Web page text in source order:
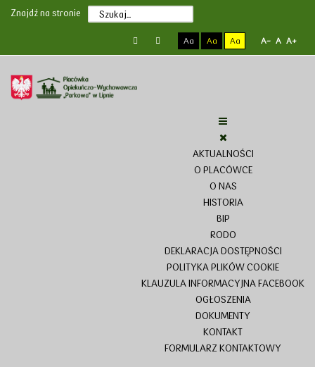
Znajdź na stronie
Aa Aa Aa A- A A+
AKTUALNOŚCI
O PLACÓWCE
O NAS
HISTORIA
BIP
RODO
DEKLARACJA DOSTĘPNOŚCI
POLITYKA PLIKÓW COOKIE
KLAUZULA INFORMACYJNA FACEBOOK
OGŁOSZENIA
DOKUMENTY
KONTAKT
FORMULARZ KONTAKTOWY
rokmiesiąc
rokmiesiąc